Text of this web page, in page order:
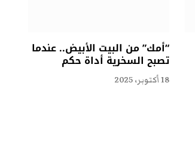
“أمك” من البيت الأبيض.. عندما
تصبح السخرية أداة حكم
18 أكتوبر، 2025